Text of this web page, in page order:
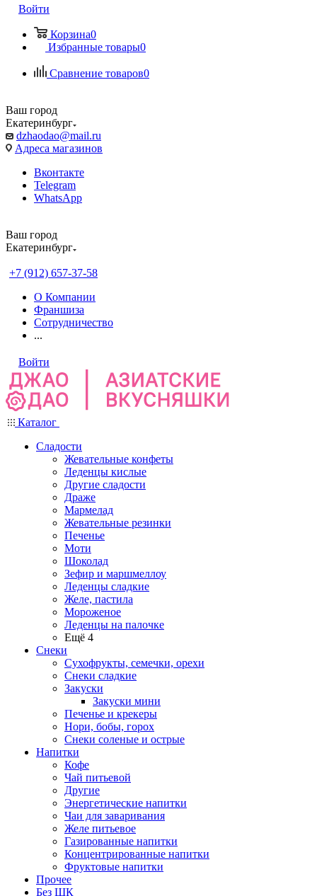
Войти
Корзина0
Избранные товары0
Сравнение товаров0
Ваш город
Екатеринбург
dzhaodao@mail.ru
Адреса магазинов
Вконтакте
Telegram
WhatsApp
Ваш город
Екатеринбург
+7 (912) 657-37-58
О Компании
Франшиза
Сотрудничество
...
Войти
Каталог
Сладости
Жевательные конфеты
Леденцы кислые
Другие сладости
Драже
Мармелад
Жевательные резинки
Печенье
Моти
Шоколад
Зефир и маршмеллоу
Леденцы сладкие
Желе, пастила
Мороженое
Леденцы на палочке
Ещё 4
Снеки
Сухофрукты, семечки, орехи
Снеки сладкие
Закуски
Закуски мини
Печенье и крекеры
Нори, бобы, горох
Снеки соленые и острые
Напитки
Кофе
Чай питьевой
Другие
Энергетические напитки
Чаи для заваривания
Желе питьевое
Газированные напитки
Концентрированные напитки
Фруктовые напитки
Прочее
Без ШК